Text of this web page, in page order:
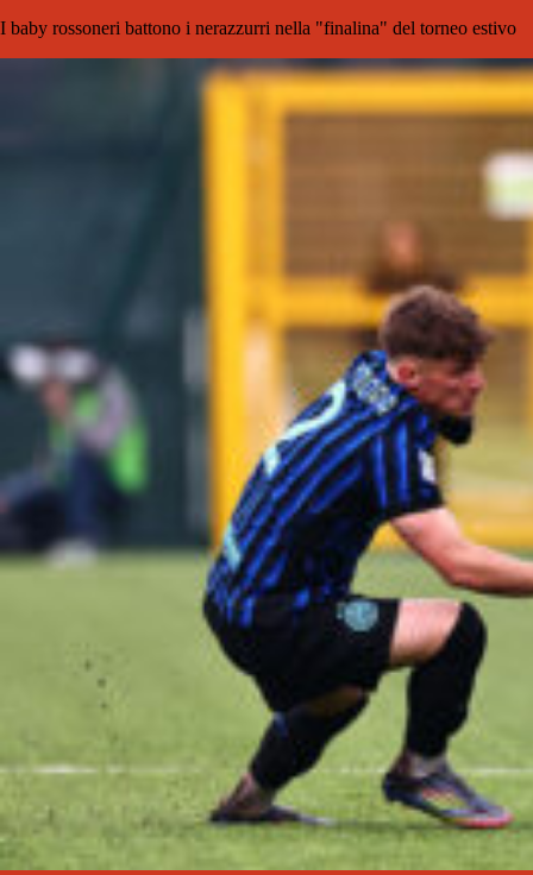
I baby rossoneri battono i nerazzurri nella "finalina" del torneo estivo